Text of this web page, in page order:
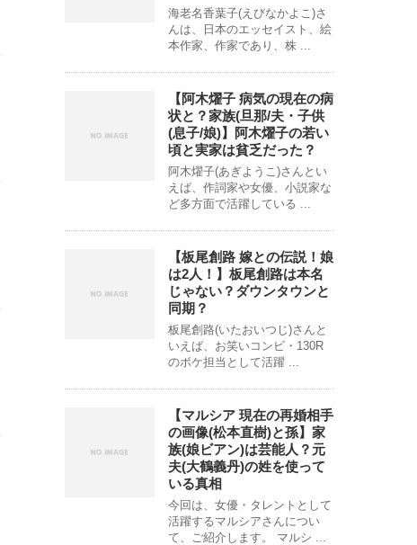
海老名香葉子(えびなかよこ)さ
んは、日本のエッセイスト、絵
本作家、作家であり、株 ...
【阿木燿子 病気の現在の病
状と？家族(旦那/夫・子供
(息子/娘)】阿木燿子の若い
頃と実家は貧乏だった？
阿木燿子(あぎようこ)さんとい
えば、作詞家や女優、小説家な
ど多方面で活躍している ...
【板尾創路 嫁との伝説！娘
は2人！】板尾創路は本名
じゃない？ダウンタウンと
同期？
板尾創路(いたおいつじ)さんと
いえば、お笑いコンビ・130R
のボケ担当として活躍 ...
【マルシア 現在の再婚相手
の画像(松本直樹)と孫】家
族(娘ビアン)は芸能人？元
夫(大鶴義丹)の姓を使って
いる真相
今回は、女優・タレントとして
活躍するマルシアさんについ
て、ご紹介します。 マルシ ...